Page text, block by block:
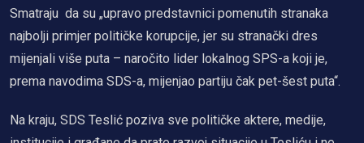
Smatraju da su „upravo predstavnici pomenutih stranaka
najbolji primjer političke korupcije, jer su stranački dres
mijenjali više puta – naročito lider lokalnog SPS-a koji je,
prema navodima SDS-a, mijenjao partiju čak pet-šest puta“.
Na kraju, SDS Teslić poziva sve političke aktere, medije,